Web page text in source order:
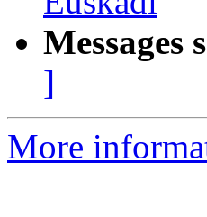
Messages
]
More